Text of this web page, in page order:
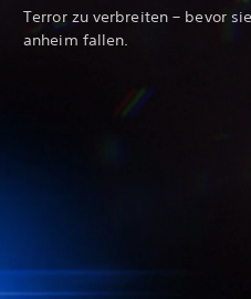
Terror zu verbreiten – bevor
anheim fallen.